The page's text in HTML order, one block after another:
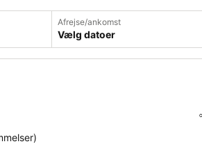
Afrejse/ankomst
Vælg datoer
)